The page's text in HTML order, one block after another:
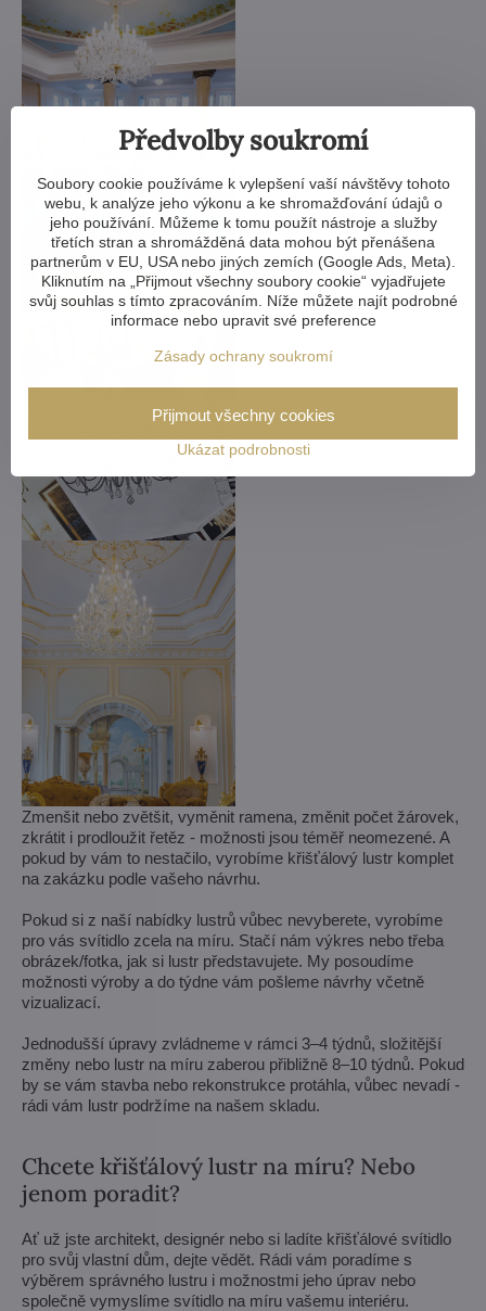
Zmenšit nebo zvětšit, vyměnit ramena, změnit počet žárovek,
zkrátit i prodloužit řetěz - možnosti jsou téměř neomezené. A
pokud by vám to nestačilo, vyrobíme křišťálový lustr komplet
na zakázku podle vašeho návrhu.
Pokud si z naší nabídky lustrů vůbec nevyberete, vyrobíme
pro vás svítidlo zcela na míru. Stačí nám výkres nebo třeba
obrázek/fotka, jak si lustr představujete. My posoudíme
možnosti výroby a do týdne vám pošleme návrhy včetně
vizualizací.
Jednodušší úpravy zvládneme v rámci 3–4 týdnů, složitější
změny nebo lustr na míru zaberou přibližně 8–10 týdnů. Pokud
by se vám stavba nebo rekonstrukce protáhla, vůbec nevadí -
rádi vám lustr podržíme na našem skladu.
Chcete křišťálový lustr na míru? Nebo
jenom poradit?
Ať už jste architekt, designér nebo si ladíte křišťálové svítidlo
pro svůj vlastní dům, dejte vědět. Rádi vám poradíme s
výběrem správného lustru i možnostmi jeho úprav nebo
společně vymyslíme svítidlo na míru vašemu interiéru.
Předvolby soukromí
Soubory cookie používáme k vylepšení vaší návštěvy tohoto
webu, k analýze jeho výkonu a ke shromažďování údajů o
jeho používání. Můžeme k tomu použít nástroje a služby
třetích stran a shromážděná data mohou být přenášena
partnerům v EU, USA nebo jiných zemích (Google Ads, Meta).
Kliknutím na „Přijmout všechny soubory cookie“ vyjadřujete
svůj souhlas s tímto zpracováním. Níže můžete najít podrobné
informace nebo upravit své preference
Zásady ochrany soukromí
Ukázat podrobnosti
Přijmout všechny cookies